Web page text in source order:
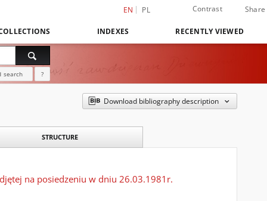
EN PL Contrast Share
INDEXES RECENTLY VIEWED
search ?
Download bibliography description
STRUCTURE
na posiedzeniu w dniu 26.03.1981r.